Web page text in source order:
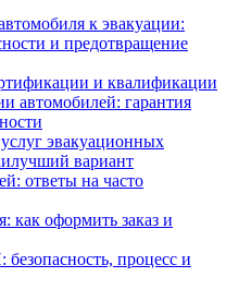
к эвакуации:
и предотвращение
и квалификации
автомобилей: гарантия
эвакуационных
вариант
ответы на часто
как оформить заказ и
процесс и